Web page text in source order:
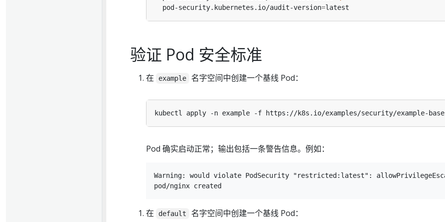
  pod-security.kubernetes.io/audit-version
=
验证 Pod 安全标准
在 example 名字空间中创建一个基线 Pod：
Pod 确实启动正常；输出包括一条警告信息。例如：
Warning: would violate PodSecurity "restricted:latest":
在 default 名字空间中创建一个基线 Pod：